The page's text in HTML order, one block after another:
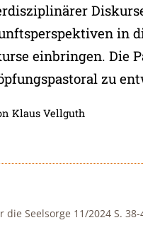
in
einbringen. Die
zu
Klaus Vellguth
die Seelsorge 11/2024 S.